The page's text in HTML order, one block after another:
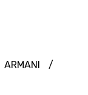
ARMANI